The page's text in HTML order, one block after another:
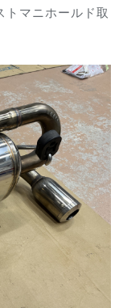
トマニホールド取